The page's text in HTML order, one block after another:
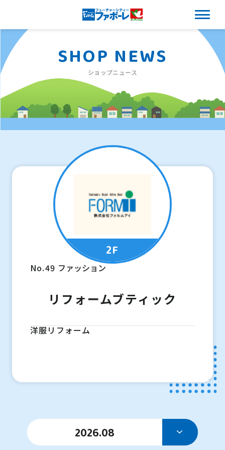
SHOP NEWS
ショップニュース
2F
No.49 ファッション
リフォームブティック
洋服リフォーム
2026.08